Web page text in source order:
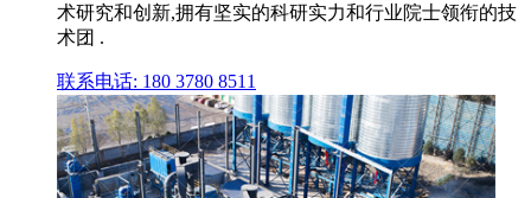
术研究和创新,拥有坚实的科研实力和行业院士领衔的技
术团 .
联系电话: 180 3780 8511